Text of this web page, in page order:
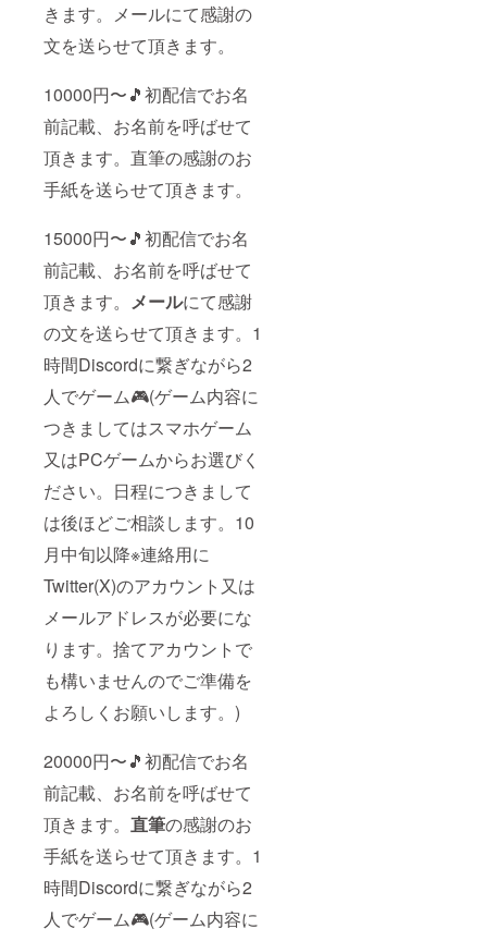
きます。メールにて感謝の
文を送らせて頂きます。
10000円〜🎵初配信でお名
前記載、お名前を呼ばせて
頂きます。直筆の感謝のお
手紙を送らせて頂きます。
15000円〜🎵初配信でお名
前記載、お名前を呼ばせて
頂きます。 メールにて感謝
の文を送らせて頂きます。1
時間Discordに繋ぎながら2
人でゲーム🎮(ゲーム内容に
つきましてはスマホゲーム
又はPCゲームからお選びく
ださい。日程につきまして
は後ほどご相談します。10
月中旬以降※連絡用に
Twitter(X)のアカウント又は
メールアドレスが必要にな
ります。捨てアカウントで
も構いませんのでご準備を
よろしくお願いします。)
20000円〜🎵初配信でお名
前記載、お名前を呼ばせて
頂きます。 直筆の感謝のお
手紙を送らせて頂きます。1
時間Discordに繋ぎながら2
人でゲーム🎮(ゲーム内容に